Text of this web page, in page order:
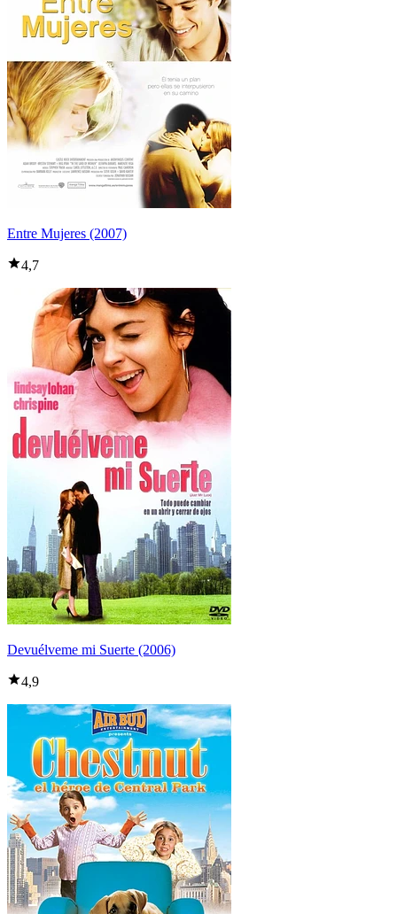
Entre Mujeres (2007)
4,7
Devuélveme mi Suerte (2006)
4,9